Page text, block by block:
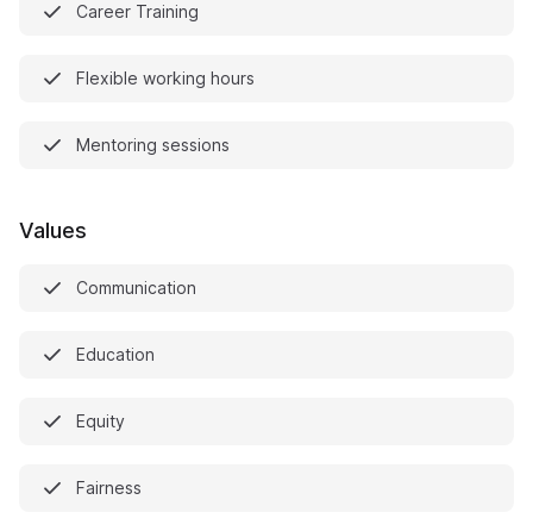
Career Training
Flexible working hours
Mentoring sessions
Values
Communication
Education
Equity
Fairness